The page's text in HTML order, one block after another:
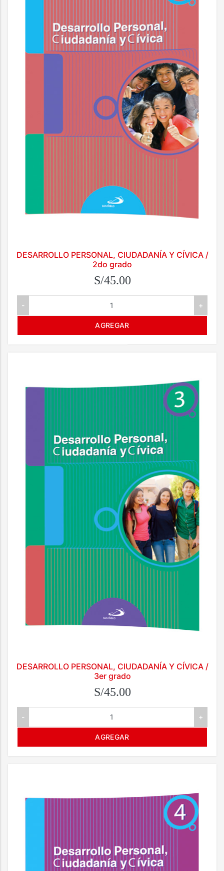
DESARROLLO PERSONAL, CIUDADANÍA Y CÍVICA /
2do grado
S/45.00
- +
AGREGAR
DESARROLLO PERSONAL, CIUDADANÍA Y CÍVICA /
3er grado
S/45.00
- +
AGREGAR